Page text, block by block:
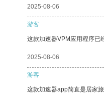
2025-08-06
游客
这款加速器VPM应用程序已
2025-08-06
游客
这款加速器app简直是居家